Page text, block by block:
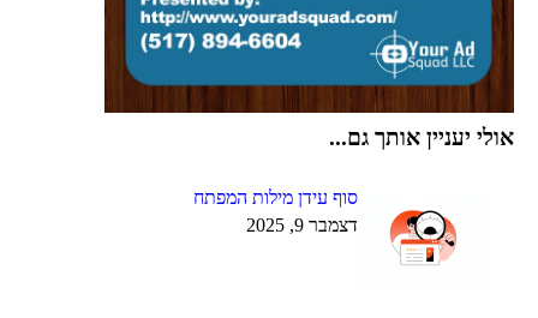
אולי יעניין אותך גם...
סוף עידן מילות המפתח
דצמבר 9, 2025